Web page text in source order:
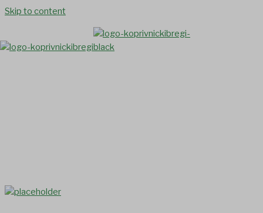
Skip to content